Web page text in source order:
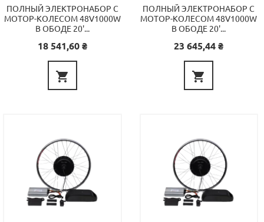
ПОЛНЫЙ ЭЛЕКТРОНАБОР С
МОТОР-КОЛЕСОМ 48V1000W
В ОБОДЕ 20'...
Цена
18 541,60 ₴

ПОЛНЫЙ ЭЛЕКТРОНАБОР С
МОТОР-КОЛЕСОМ 48V1000W
В ОБОДЕ 20'...
Цена
23 645,44 ₴
